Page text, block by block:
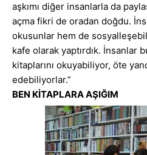
aşkımı diğer insanlarla da
açma fikri de oradan doğdu.
okusunlar hem de
kafe olarak yaptırdık. İnsanlar
kitaplarını okuyabiliyor, öte
edebiliyorlar.”
BEN KİTAPLARA AŞIĞIM